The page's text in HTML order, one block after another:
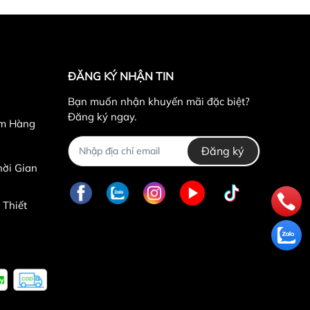
Hàng
Gian
Thiết
ĐĂNG KÝ NHẬN TIN
Bạn muốn nhận khuyến mãi đặc biệt?
Đăng ký ngay.
Đăng ký